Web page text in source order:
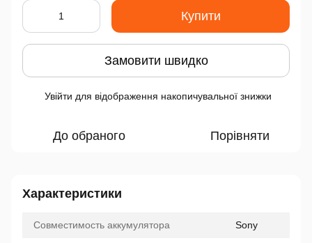
Купити
Замовити швидко
Увійти для відображення накопичувальної знижки
До обраного Порівняти
Характеристики
Совместимость аккумулятора Sony